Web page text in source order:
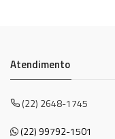
Atendimento
(22) 2648-1745
(22) 99792-1501